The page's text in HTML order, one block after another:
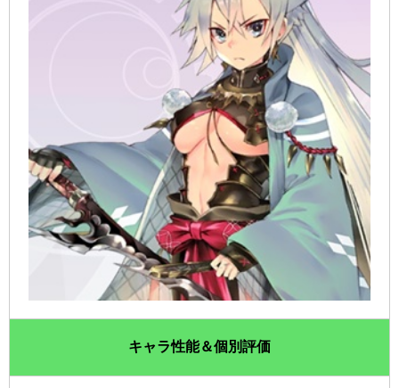
キャラ性能＆個別評価